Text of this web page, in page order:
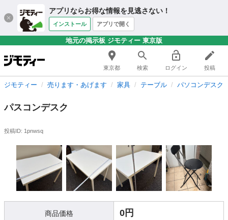
アプリならお得な情報を見逃さない！
インストール アプリで開く
地元の掲示板 ジモティー 東京版
東京都 検索 ログイン 投稿
ジモティー 売ります・あげます 家具 テーブル パソコンデスク
パスコンデスク
投稿ID: 1pnwsq
商品価格 0円